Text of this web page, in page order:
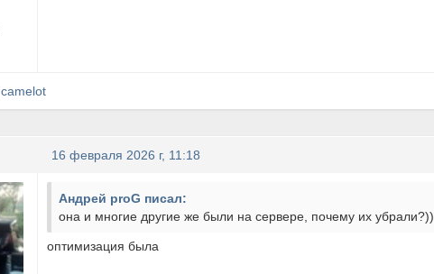
camelot
16 февраля 2026 г, 11:18
Андрей proG писал:
она и многие другие же были на сервере, почему их убрали?))
оптимизация была